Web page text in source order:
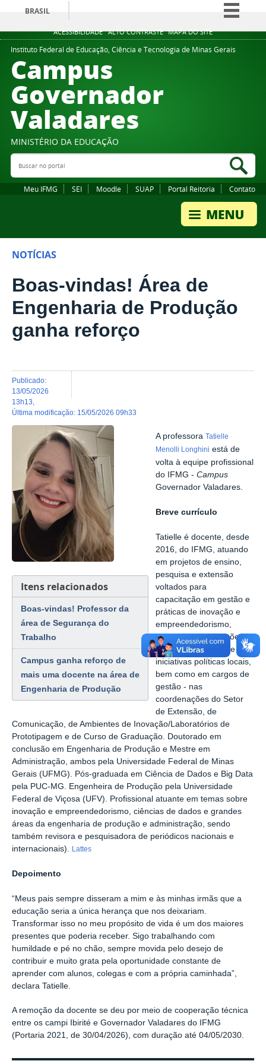
ACESSIBILIDADE ALTO CONTRASTE MAPA DO SITE
BRASIL
Simplifique!
Comunica BR
Instituto Federal de Educação, Ciência e Tecnologia de Minas Gerais
Campus
Governador
Valadares
MINISTÉRIO DA EDUCAÇÃO
Buscar no portal
Meu IFMG SEI Moodle SUAP Portal Reitoria Contato
NOTÍCIAS
Boas-vindas! Área de
Engenharia de Produção
ganha reforço
publicado:
13/05/2026
13h13
última modificação: 15/05/2026 09h33
Itens relacionados
Boas-vindas! Professor da
área de Segurança do
Trabalho
Campus ganha reforço de
mais uma docente na área de
Engenharia de Produção
A professoraTatielle
Menolli Longhini está de
volta à equipe profissional
do IFMG -Campus
Governador Valadares.
Breve currículo
Tatielle é docente, desde
2016, do IFMG, atuando
em projetos de ensino,
pesquisa e extensão
voltados para
capacitação em gestão e
práticas de inovação e
empreendedorismo,
conectando instituições
públicas e privadas e
iniciativas políticas locais,
bem como em cargos de
gestão - nas
coordenações do Setor
de Extensão, de
Comunicação, de Ambientes de Inovação/Laboratórios de
Prototipagem e de Curso de Graduação. Doutorado em
conclusão em Engenharia de Produção e Mestre em
Administração, ambos pela Universidade Federal de Minas
Gerais (UFMG). Pós-graduada em Ciência de Dados e Big Data
pela PUC-MG. Engenheira de Produção pela Universidade
Federal de Viçosa (UFV). Profissional atuante em temas sobre
inovação e empreendedorismo, ciências de dados e grandes
áreas da engenharia de produção e administração, sendo
também revisora e pesquisadora de periódicos nacionais e
internacionais). Lattes
Depoimento
“Meus pais sempre disseram a mim e às minhas irmãs que a
educação seria a única herança que nos deixariam.
Transformar isso no meu propósito de vida é um dos maiores
presentes que poderia receber. Sigo trabalhando com
humildade e pé no chão, sempre movida pelo desejo de
contribuir e muito grata pela oportunidade constante de
aprender com alunos, colegas e com a própria caminhada”,
declara Tatielle.
A remoção da docente se deu por meio de cooperação técnica
entre os campi Ibirité e Governador Valadares do IFMG
(Portaria 2021, de 30/04/2026), com duração até 04/05/2030.